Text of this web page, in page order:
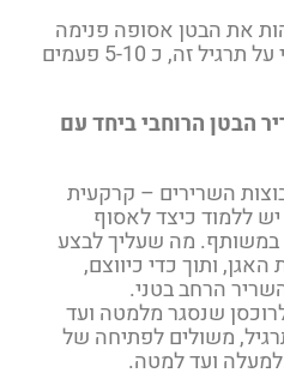
את הבטן אסופה פנימה
ולהרפות. מומלץ כי תחזרי על תרגיל זה, כ 5-10 פעמים
הבטן הרוחבי ביחד עם
השרירים – קרקעית
ללמוד כיצד לאסוף
במשותף. מה שעליך לבצע
ותוך כדי כיווצם,
הרחב בטני.
שנסגר מלמטה ועד
משולים לפתיחה של
ועד למטה.